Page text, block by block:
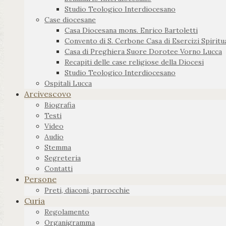
Studio Teologico Interdiocesano
Case diocesane
Casa Diocesana mons. Enrico Bartoletti
Convento di S. Cerbone Casa di Esercizi
Casa di Preghiera Suore Dorotee Vorno Lucca
Recapiti delle case religiose della Diocesi
Studio Teologico Interdiocesano
Ospitali Lucca
Arcivescovo
Biografia
Testi
Video
Audio
Stemma
Segreteria
Contatti
Persone
Preti, diaconi, parrocchie
Curia
Regolamento
Organigramma